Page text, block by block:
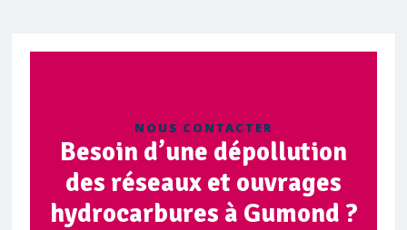
NOUS CONTACTER
Besoin d’une dépollution
des réseaux et ouvrages
hydrocarbures à Gumond ?